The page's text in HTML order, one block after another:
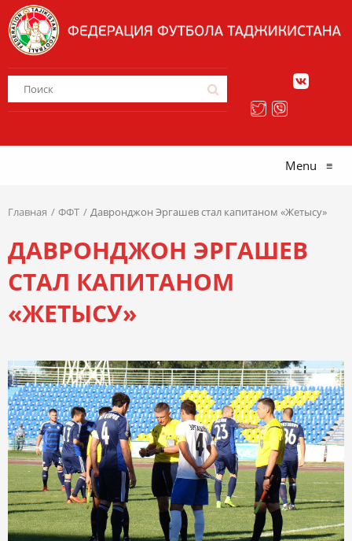
Menu ≡
Главная ФФТ Давронджон Эргашев стал капитаном «Жетысу»
ДАВРОНДЖОН ЭРГАШЕВ
СТАЛ КАПИТАНОМ
«ЖЕТЫСУ»